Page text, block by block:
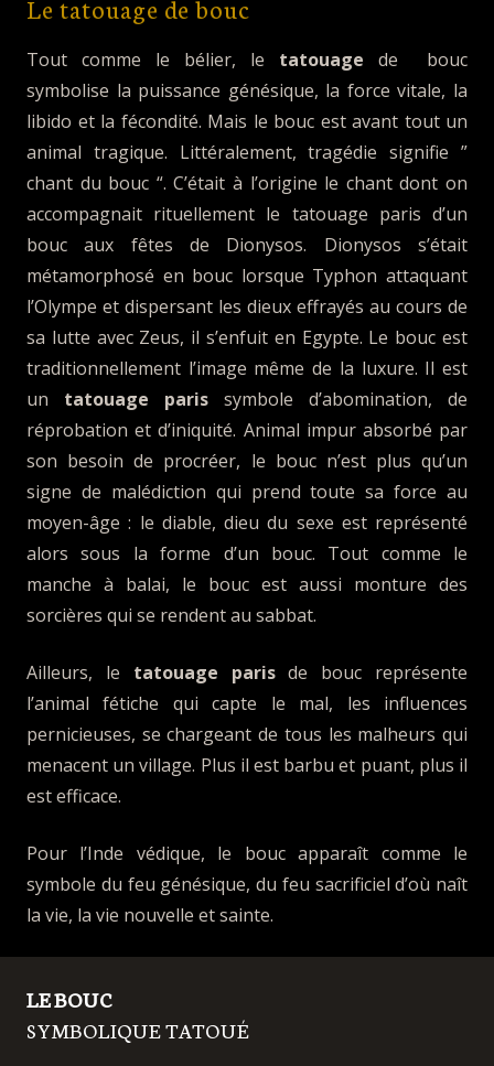
Le tatouage de bouc
Tout comme le bélier, le tatouage de bouc
symbolise la puissance génésique, la force vitale, la
libido et la fécondité. Mais le bouc est avant tout un
animal tragique. Littéralement, tragédie signifie ”
chant du bouc “. C’était à l’origine le chant dont on
accompagnait rituellement le tatouage paris d’un
bouc aux fêtes de Dionysos. Dionysos s’était
métamorphosé en bouc lorsque Typhon attaquant
l’Olympe et dispersant les dieux effrayés au cours de
sa lutte avec Zeus, il s’enfuit en Egypte. Le bouc est
traditionnellement l’image même de la luxure. Il est
un tatouage paris symbole d’abomination, de
réprobation et d’iniquité. Animal impur absorbé par
son besoin de procréer, le bouc n’est plus qu’un
signe de malédiction qui prend toute sa force au
moyen-âge : le diable, dieu du sexe est représenté
alors sous la forme d’un bouc. Tout comme le
manche à balai, le bouc est aussi monture des
sorcières qui se rendent au sabbat.
Ailleurs, le tatouage parisde bouc représente
l’animal fétiche qui capte le mal, les influences
pernicieuses, se chargeant de tous les malheurs qui
menacent un village. Plus il est barbu et puant, plus il
est efficace.
Pour l’Inde védique, le bouc apparaît comme le
symbole du feu génésique, du feu sacrificiel d’où naît
la vie, la vie nouvelle et sainte.
LE BOUC
SYMBOLIQUE TATOUÉ